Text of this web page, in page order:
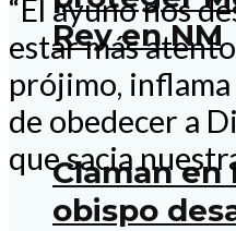
Rey en NM
Claman en
obispo
“El ayuno nos
estar más
prójimo,
de obedecer a
que sacia